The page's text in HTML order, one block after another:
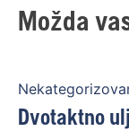
Možda
Dvotaktno